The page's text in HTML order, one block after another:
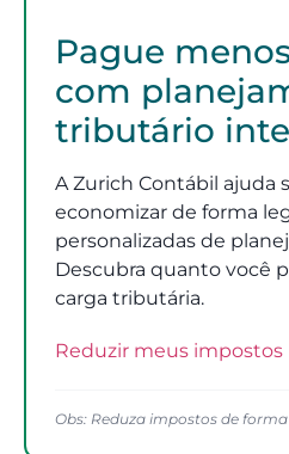
Pague
com
tributário
A Zurich Contábil ajuda
economizar de forma
personalizadas de
Descubra quanto você
carga tributária.
Reduzir meus impostos
Obs: Reduza impostos de